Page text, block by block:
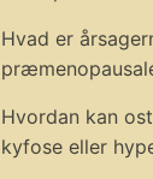
Hvad er
Hvordan kan
kyfose eller